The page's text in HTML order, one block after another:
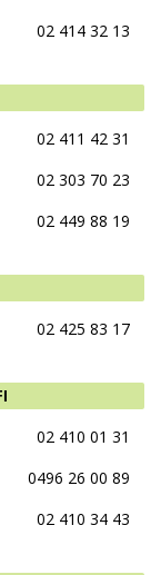
02 414 32 13
02 411 42 31
02 303 70 23
02 449 88 19
02 425 83 17
02 410 01 31
0496 26 00 89
02 410 34 43